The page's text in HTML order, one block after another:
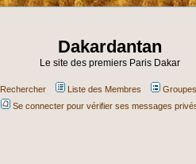
Dakardantan
Le site des premiers Paris Dakar
Rechercher Liste des Membres
Se connecter pour vérifier ses messages